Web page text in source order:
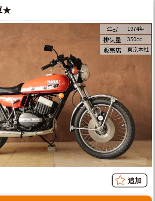
★
年式 1974年
排気量 350cc
販売店 東京本社